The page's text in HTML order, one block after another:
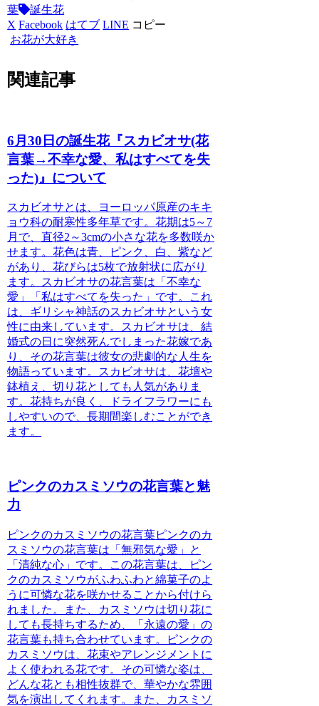
葉
誕生花
X Facebook はてブ LINE コピー
お花が大好き
関連記事
6月30日の誕生花『スカビオサ(花
言葉→不幸な愛、私はすべてを失
った)』について
スカビオサとは、ヨーロッパ原産のキキ
ョウ科の耐寒性多年草です。花期は5～7
月で、直径2～3cmの小さな花を多数咲か
せます。花色は青、ピンク、白、紫など
があり、花びらは5枚で放射状に広がり
ます。スカビオサの花言葉は「不幸な
愛」「私はすべてを失った」です。これ
は、ギリシャ神話のスカビオサという女
性に由来しています。スカビオサは、結
婚式の日に突然死んでしまった花嫁であ
り、その花言葉は彼女の悲劇的な人生を
物語っています。スカビオサは、花壇や
鉢植え、切り花としても人気がありま
す。花持ちが良く、ドライフラワーにも
しやすいので、長期間楽しむことができ
ます。
ピンクのカスミソウの花言葉と魅
力
ピンクのカスミソウの花言葉ピンクのカ
スミソウの花言葉は「無邪気な愛」と
「清純な心」です。この花言葉は、ピン
クのカスミソウがふわふわと綿菓子のよ
うに可憐な花を咲かせることから付けら
れました。また、カスミソウは切り花に
しても長持ちするため、「永遠の愛」の
花言葉も持ち合わせています。ピンクの
カスミソウは、花束やアレンジメントに
よく使われる花です。その可憐な姿は、
どんな花とも相性抜群で、華やかな雰囲
気を演出してくれます。また、カスミソ